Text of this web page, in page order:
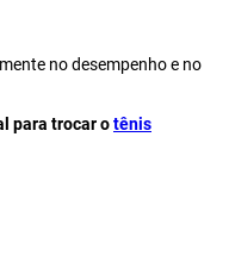
no desempenho e no
para trocar otênis